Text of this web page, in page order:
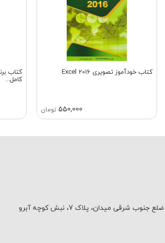
کتاب خودآموز تصویری Excel 2016
550,000 تومان
کامل...
شرقی میدان، پلاک 7، نبش کوچه آبرو